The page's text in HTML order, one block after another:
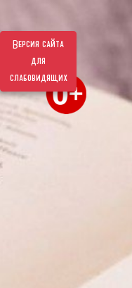
Версия сайта
для
слабовидящих